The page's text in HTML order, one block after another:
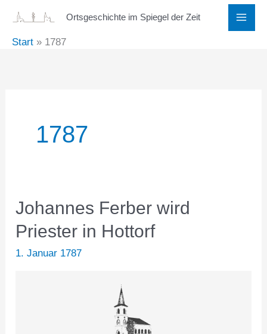
springen
Ortsgeschichte im Spiegel der Zeit
Start 1787
1787
Johannes Ferber wird
Priester in Hottorf
1. Januar 1787